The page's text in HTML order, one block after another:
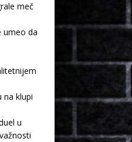
meč
umeo da
na klupi
u